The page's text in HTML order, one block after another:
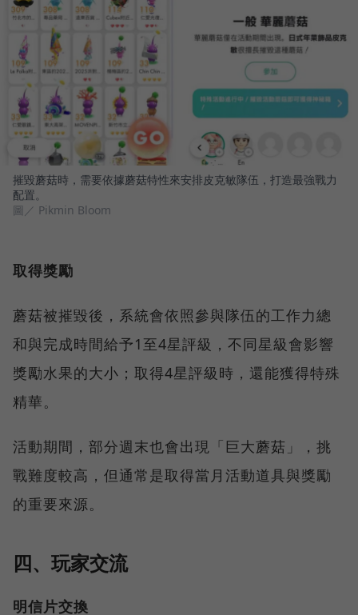
摧毀蘑菇時，需要依據蘑菇特性來安排皮克敏隊伍，打造最強戰力
配置。
圖／ Pikmin Bloom
取得獎勵
蘑菇被摧毀後，系統會依照參與隊伍的工作力總
和與完成時間給予1至4星評級，不同星級會影響
獎勵水果的大小；取得4星評級時，還能獲得特殊
精華。
活動期間，部分週末也會出現「巨大蘑菇」，挑
戰難度較高，但通常是取得當月活動道具與獎勵
的重要來源。
四、玩家交流
明信片交換